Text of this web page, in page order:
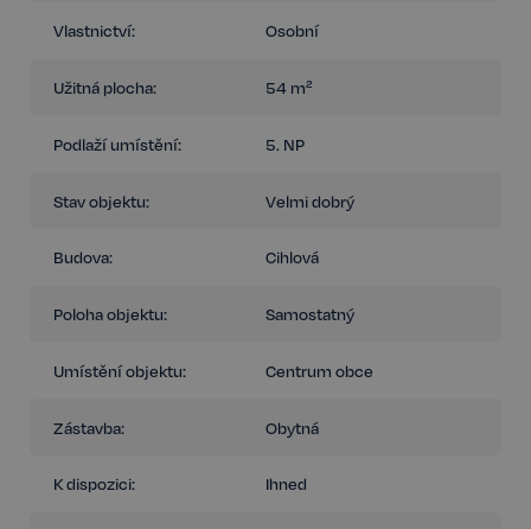
agent!
Vlastnictví: Osobní
Užitná plocha: 54 m²
Podlaží umístění: 5. NP
Stav objektu: Velmi dobrý
Budova: Cihlová
Poloha objektu: Samostatný
Umístění objektu: Centrum obce
Zástavba: Obytná
K dispozici: Ihned